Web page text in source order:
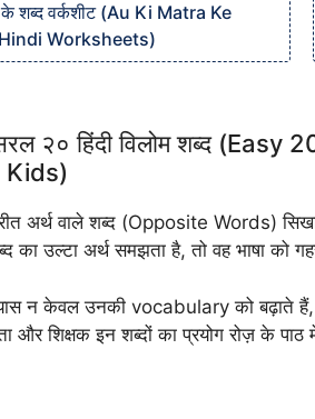
के शब्द वर्कशीट (Au Ki Matra Ke
Worksheets)
२० हिंदी विलोम शब्द
Kids)
अर्थ वाले शब्द (Opposite Words)
का उल्टा अर्थ समझता है, तो वह भाषा को
न केवल उनकी vocabulary को बढ़ाते
और शिक्षक इन शब्दों का प्रयोग रोज़ के